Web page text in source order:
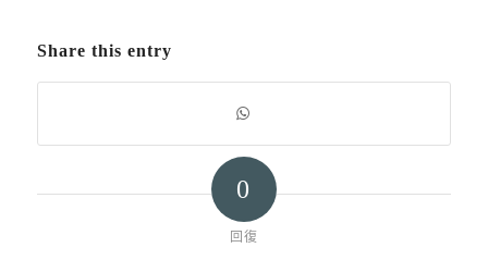
Share this entry
0
回復